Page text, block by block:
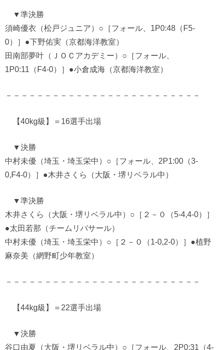
▼準決勝
須崎優衣（松戸ジュニア）○［フォール、1P0:48（F5-
0）］●下野佑実（京都海洋教室）
田南部夢叶（ＪＯＣアカデミー）○［フォール、
1P0:11（F4-0）］●小倉成海（京都海洋教室）
－－－－－－－－－－－－－－－－－－－－－－－－－
【40kg級】＝16選手出場
▼決勝
中村未優（埼玉・埼玉栄中）○［フォール、2P1:00（3-
0,F4-0）］●木井さくら（大阪・堺リベラル中）
▼準決勝
木井さくら（大阪・堺リベラル中）○［２－０（5-4,4-0）］
●太田若那（チームリバサール）
中村未優（埼玉・埼玉栄中）○［２－０（1-0,2-0）］●植野
麻奈美（網野町少年教室）
－－－－－－－－－－－－－－－－－－－－－－－－－
【44kg級】＝22選手出場
▼決勝
谷口由夏（大阪・堺リベラル中）○［フォール、2P0:31（4-